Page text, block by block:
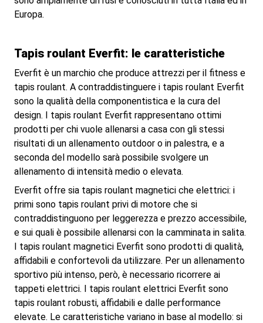
Europa.
Tapis roulant Everfit: le caratteristiche
Everfit è un marchio che produce attrezzi per il fitness e
tapis roulant. A contraddistinguere i tapis roulant Everfit
sono la qualità della componentistica e la cura del
design. I tapis roulant Everfit rappresentano ottimi
prodotti per chi vuole allenarsi a casa con gli stessi
risultati di un allenamento outdoor o in palestra, e a
seconda del modello sarà possibile svolgere un
allenamento di intensità medio o elevata.
Everfit offre sia tapis roulant magnetici che elettrici: i
primi sono tapis roulant privi di motore che si
contraddistinguono per leggerezza e prezzo accessibile,
e sui quali è possibile allenarsi con la camminata in salita.
I tapis roulant magnetici Everfit sono prodotti di qualità,
affidabili e confortevoli da utilizzare. Per un allenamento
sportivo più intenso, però, è necessario ricorrere ai
tappeti elettrici. I tapis roulant elettrici Everfit sono
tapis roulant robusti, affidabili e dalle performance
elevate. Le caratteristiche variano in base al modello: si